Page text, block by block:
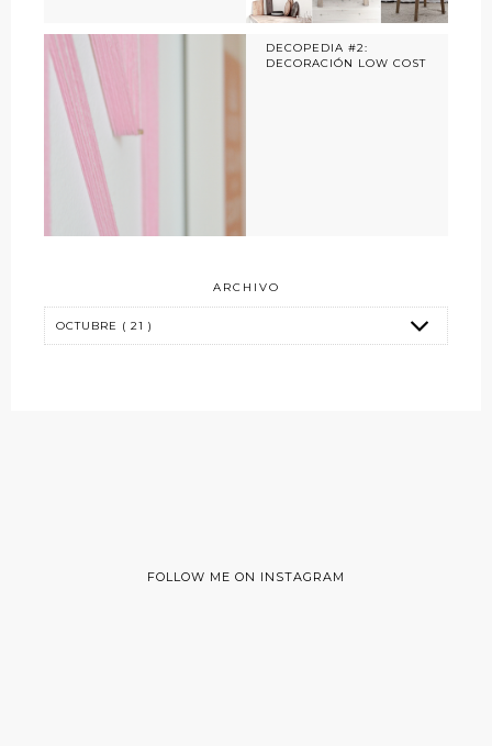
DECOPEDIA #2:
DECORACIÓN LOW COST
ARCHIVO
FOLLOW ME ON INSTAGRAM